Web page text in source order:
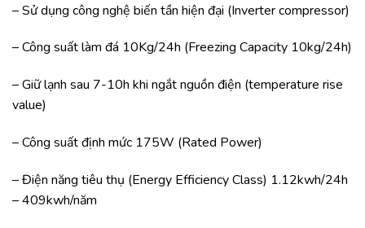
– Sử dụng công nghệ biến tần hiện đại (Inverter compressor)
– Công suất làm đá 10Kg/24h (Freezing Capacity 10kg/24h)
– Giữ lạnh sau 7-10h khi ngắt nguồn điện (temperature rise
value)
– Công suất định mức 175W (Rated Power)
– Điện năng tiêu thụ (Energy Efficiency Class) 1.12kwh/24h
– 409kwh/năm